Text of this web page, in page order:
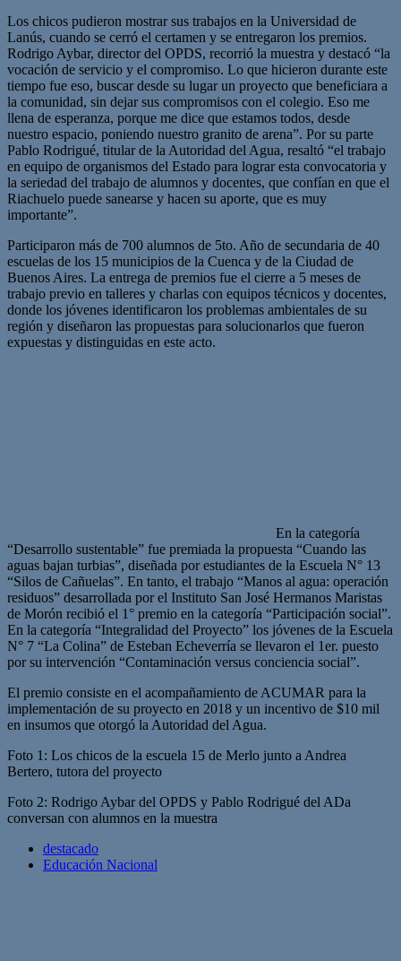
Los chicos pudieron mostrar sus trabajos en la Universidad de
Lanús, cuando se cerró el certamen y se entregaron los premios.
Rodrigo Aybar, director del OPDS, recorrió la muestra y destacó “la
vocación de servicio y el compromiso. Lo que hicieron durante este
tiempo fue eso, buscar desde su lugar un proyecto que beneficiara a
la comunidad, sin dejar sus compromisos con el colegio. Eso me
llena de esperanza, porque me dice que estamos todos, desde
nuestro espacio, poniendo nuestro granito de arena”. Por su parte
Pablo Rodrigué, titular de la Autoridad del Agua, resaltó “el trabajo
en equipo de organismos del Estado para lograr esta convocatoria y
la seriedad del trabajo de alumnos y docentes, que confían en que el
Riachuelo puede sanearse y hacen su aporte, que es muy
importante”.
Participaron más de 700 alumnos de 5to. Año de secundaria de 40
escuelas de los 15 municipios de la Cuenca y de la Ciudad de
Buenos Aires. La entrega de premios fue el cierre a 5 meses de
trabajo previo en talleres y charlas con equipos técnicos y docentes,
donde los jóvenes identificaron los problemas ambientales de su
región y diseñaron las propuestas para solucionarlos que fueron
expuestas y distinguidas en este acto.
En la categoría
“Desarrollo sustentable” fue premiada la propuesta “Cuando las
aguas bajan turbias”, diseñada por estudiantes de la Escuela N° 13
“Silos de Cañuelas”. En tanto, el trabajo “Manos al agua: operación
residuos” desarrollada por el Instituto San José Hermanos Maristas
de Morón recibió el 1° premio en la categoría “Participación social”.
En la categoría “Integralidad del Proyecto” los jóvenes de la Escuela
N° 7 “La Colina” de Esteban Echeverría se llevaron el 1er. puesto
por su intervención “Contaminación versus conciencia social”.
El premio consiste en el acompañamiento de ACUMAR para la
implementación de su proyecto en 2018 y un incentivo de $10 mil
en insumos que otorgó la Autoridad del Agua.
Foto 1: Los chicos de la escuela 15 de Merlo junto a Andrea
Bertero, tutora del proyecto
Foto 2: Rodrigo Aybar del OPDS y Pablo Rodrigué del ADa
conversan con alumnos en la muestra
destacado
Educación Nacional